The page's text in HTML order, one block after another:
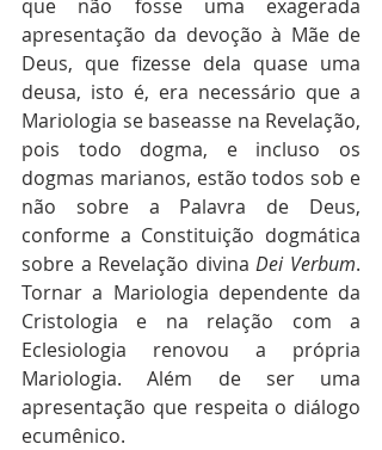
que não fosse uma exagerada
apresentação da devoção à Mãe de
Deus, que fizesse dela quase uma
deusa, isto é, era necessário que a
Mariologia se baseasse na Revelação,
pois todo dogma, e incluso os
dogmas marianos, estão todos sob e
não sobre a Palavra de Deus,
conforme a Constituição dogmática
sobre a Revelação divina Dei Verbum.
Tornar a Mariologia dependente da
Cristologia e na relação com a
Eclesiologia renovou a própria
Mariologia. Além de ser uma
apresentação que respeita o diálogo
ecumênico.